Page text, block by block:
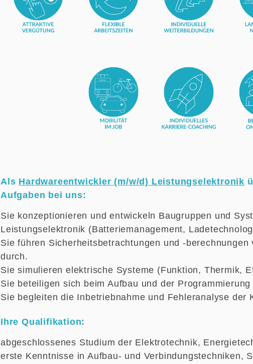
Als Hardwareentwickler (m/w/d) Leistungselektronik
Aufgaben bei uns:
Sie konzeptionieren und entwickeln Baugruppen und
Leistungselektronik (Batteriemanagement,
Sie führen Sicherheitsbetrachtungen und -berechnungen
durch.
Sie simulieren elektrische Systeme (Funktion, Thermik,
Sie beteiligen sich beim Aufbau und der
Sie begleiten die Inbetriebnahme und Fehleranalyse der
Ihre Qualifikation:
abgeschlossenes Studium der Elektrotechnik,
erste Kenntnisse in Aufbau- und Verbindungstechniken,